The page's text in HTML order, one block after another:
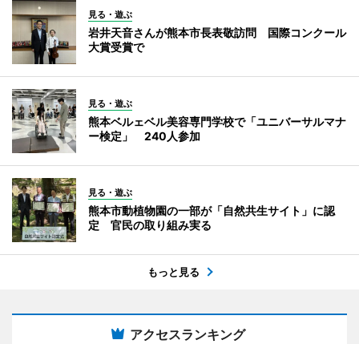
見る・遊ぶ
岩井天音さんが熊本市長表敬訪問 国際コンクール
大賞受賞で
見る・遊ぶ
熊本ベルェベル美容専門学校で「ユニバーサルマナ
ー検定」 240人参加
見る・遊ぶ
熊本市動植物園の一部が「自然共生サイト」に認
定 官民の取り組み実る
もっと見る
アクセスランキング